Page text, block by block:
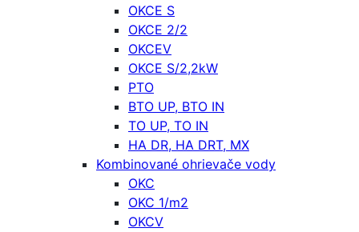
OKCE S
OKCE 2/2
OKCEV
OKCE S/2,2kW
PTO
BTO UP, BTO IN
TO UP, TO IN
HA DR, HA DRT, MX
Kombinované ohrievače vody
OKC
OKC 1/m2
OKCV